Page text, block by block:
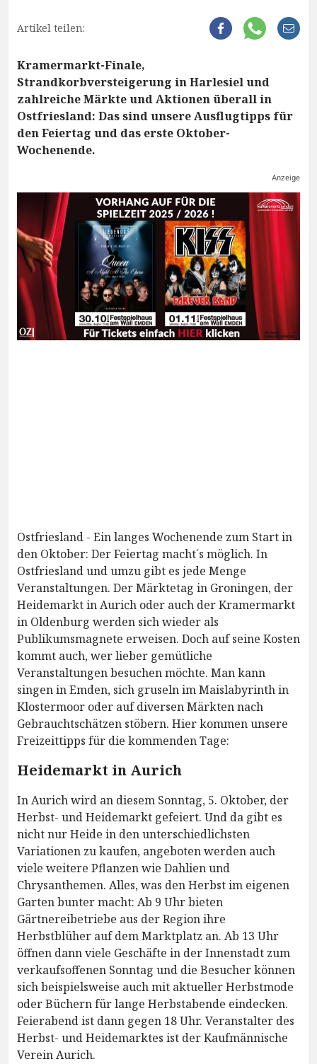
Artikel teilen:
Kramermarkt-Finale,
Strandkorbversteigerung in Harlesiel und
zahlreiche Märkte und Aktionen überall in
Ostfriesland: Das sind unsere Ausflugtipps für
den Feiertag und das erste Oktober-
Wochenende.
Anzeige
Ostfriesland - Ein langes Wochenende zum Start in
den Oktober: Der Feiertag macht´s möglich. In
Ostfriesland und umzu gibt es jede Menge
Veranstaltungen. Der Märktetag in Groningen, der
Heidemarkt in Aurich oder auch der Kramermarkt
in Oldenburg werden sich wieder als
Publikumsmagnete erweisen. Doch auf seine Kosten
kommt auch, wer lieber gemütliche
Veranstaltungen besuchen möchte. Man kann
singen in Emden, sich gruseln im Maislabyrinth in
Klostermoor oder auf diversen Märkten nach
Gebrauchtschätzen stöbern. Hier kommen unsere
Freizeittipps für die kommenden Tage:
Heidemarkt in Aurich
In Aurich wird an diesem Sonntag, 5. Oktober, der
Herbst- und Heidemarkt gefeiert. Und da gibt es
nicht nur Heide in den unterschiedlichsten
Variationen zu kaufen, angeboten werden auch
viele weitere Pflanzen wie Dahlien und
Chrysanthemen. Alles, was den Herbst im eigenen
Garten bunter macht: Ab 9 Uhr bieten
Gärtnereibetriebe aus der Region ihre
Herbstblüher auf dem Marktplatz an. Ab 13 Uhr
öffnen dann viele Geschäfte in der Innenstadt zum
verkaufsoffenen Sonntag und die Besucher können
sich beispielsweise auch mit aktueller Herbstmode
oder Büchern für lange Herbstabende eindecken.
Feierabend ist dann gegen 18 Uhr. Veranstalter des
Herbst- und Heidemarktes ist der Kaufmännische
Verein Aurich.